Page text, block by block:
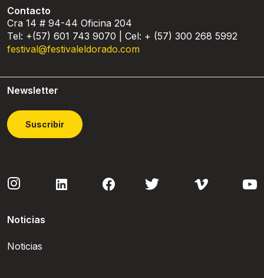
Contacto
Cra 14 # 94-44 Oficina 204
Tel: +(57) 601 743 9070 | Cel: + (57) 300 268 5992
festival@festivaleldorado.com
Newsletter
Suscribir
Noticias
Noticias